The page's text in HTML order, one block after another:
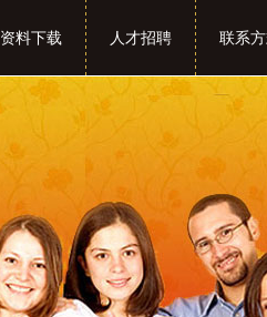
资料下载 人才招聘 联系